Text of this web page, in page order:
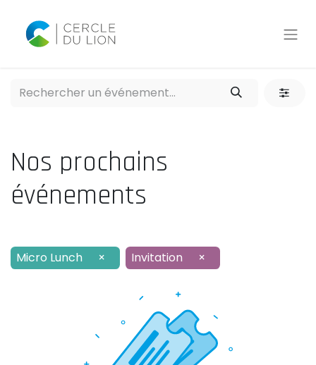
Nos prochains
événements
Micro Lunch × Invitation ×